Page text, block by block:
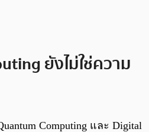
ยังไม่ใช่ความ
Computing และ Digital